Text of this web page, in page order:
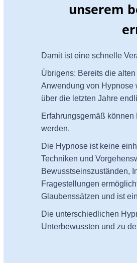
unserem
Damit ist eine schnelle
Übrigens: Bereits die
Anwendung von Hypnose
über die letzten Jahre
Erfahrungsgemäß
werden.
Die Hypnose ist keine
Techniken und
Bewusstseinszuständen,
Fragestellungen
Glaubenssätzen und ist
Die unterschiedlichen
Unterbewussten und zu